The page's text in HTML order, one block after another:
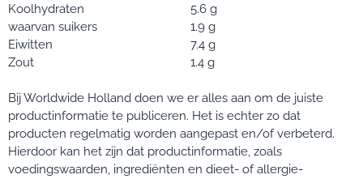
Koolhydraten
5.6 g
waarvan suikers
1.9 g
Eiwitten
7.4 g
Zout
1.4 g
Bij Worldwide Holland doen we er alles aan om de juiste
productinformatie te publiceren. Het is echter zo dat
producten regelmatig worden aangepast en/of verbeterd.
Hierdoor kan het zijn dat productinformatie, zoals
voedingswaarden, ingrediënten en dieet- of allergie-